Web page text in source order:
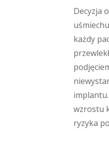
Decyzja
każdy
wzrostu
ryzyka